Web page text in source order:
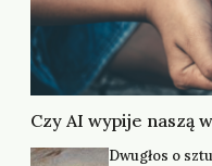
Czy AI wypije naszą
Dwugłos o